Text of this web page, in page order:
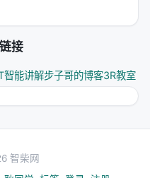
接
智能讲解步子哥的博客3R教室
智柴网